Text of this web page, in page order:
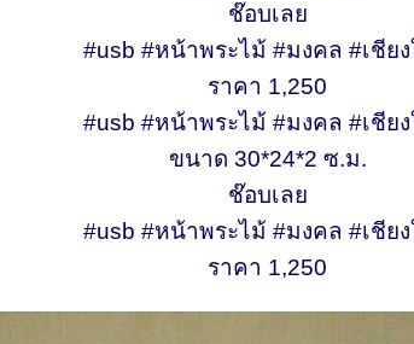
ช๊อบเลย
#usb #หน้าพระไม้ #มงคล #เชีย
ราคา 1,250
#usb #หน้าพระไม้ #มงคล #เชีย
ขนาด 30*24*2 ซ.ม.
ช๊อบเลย
#usb #หน้าพระไม้ #มงคล #เชีย
ราคา 1,250